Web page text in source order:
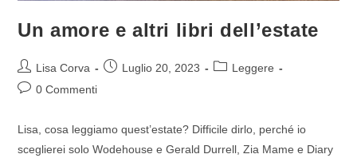
Un amore e altri libri dell’estate
Lisa Corva Luglio 20, 2023
Leggere
0 Commenti
Lisa, cosa leggiamo quest’estate? Difficile dirlo, perché io
sceglierei solo Wodehouse e Gerald Durrell, Zia Mame e Diary